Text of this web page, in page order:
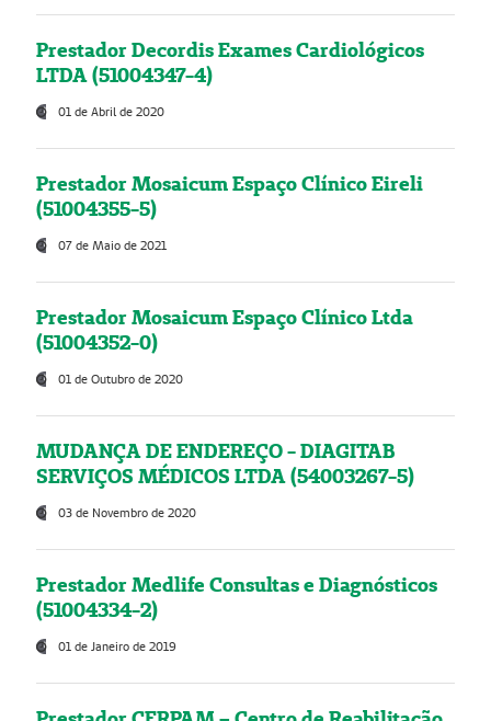
Prestador Decordis Exames Cardiológicos
LTDA (51004347-4)
01 de Abril de 2020
Prestador Mosaicum Espaço Clínico Eireli
(51004355-5)
07 de Maio de 2021
Prestador Mosaicum Espaço Clínico Ltda
(51004352-0)
01 de Outubro de 2020
MUDANÇA DE ENDEREÇO - DIAGITAB
SERVIÇOS MÉDICOS LTDA (54003267-5)
03 de Novembro de 2020
Prestador Medlife Consultas e Diagnósticos
(51004334-2)
01 de Janeiro de 2019